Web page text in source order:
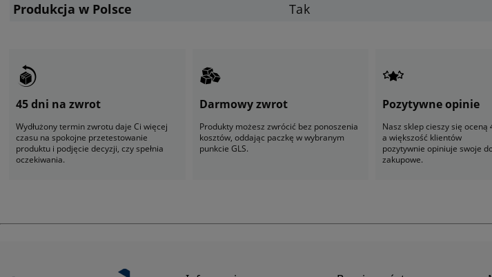
Produkcja w Polsce
Tak
45 dni na zwrot
Wydłużony termin zwrotu daje Ci więcej
czasu na spokojne przetestowanie
produktu i podjęcie decyzji, czy spełnia
oczekiwania.
Darmowy zwrot
Produkty możesz zwrócić bez ponoszenia
kosztów, oddając paczkę w wybranym
punkcie GLS.
Pozytywne opinie
Nasz sklep cieszy się oceną
a większość klientów
pozytywnie opiniuje swoje
zakupowe.